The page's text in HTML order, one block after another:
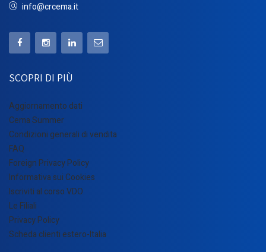
info@crcema.it
SCOPRI DI PIÙ
Aggiornamento dati
Cema Summer
Condizioni generali di vendita
FAQ
Foreign Privacy Policy
Informativa sui Cookies
Iscriviti al corso VDO
Le Filiali
Privacy Policy
Scheda clienti estero-Italia